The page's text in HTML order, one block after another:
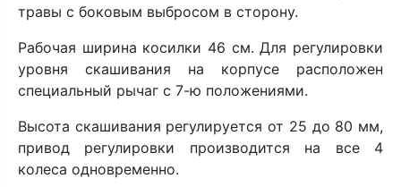
травы с боковым выбросом в сторону.
Рабочая ширина косилки 46 см. Для регулировки
уровня скашивания на корпусе расположен
специальный рычаг с 7-ю положениями.
Высота скашивания регулируется от 25 до 80 мм,
привод регулировки производится на все 4
колеса одновременно.